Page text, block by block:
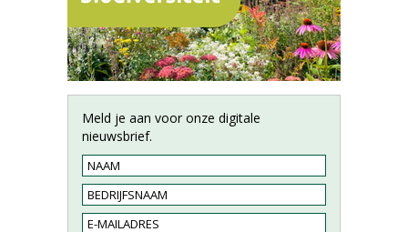
Meld je aan voor onze digitale
nieuwsbrief.